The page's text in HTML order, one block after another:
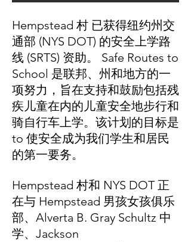
Hempstead 村 已获得纽约州交
通部 (NYS DOT) 的安全上学路
线 (SRTS) 资助。 Safe Routes to
School 是联邦、州和地方的一
项努力，旨在支持和鼓励包括残
疾儿童在内的儿童安全地步行和
骑自行车上学。该计划的目标是
to 使安全成为我们学生和居民
的第一要务。
Hempstead 村和 NYS DOT 正
在与 Hempstead 男孩女孩俱乐
部、Alverta B. Gray Schultz 中
学、Jackson